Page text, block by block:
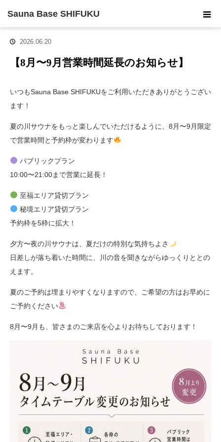
Sauna Base SHIFUKU
お知らせ
【8月〜9月営業時間延長のお知らせ】
2026.06.20
【8月〜9月営業時間延長のお知らせ】
いつもSauna Base SHIFUKUをご利用いただきありがとうござい
ます！
夏の川サウナをもっと楽しんでいただけるように、8月〜9月限定
で営業時間と予約枠が変わります
パブリックプラン
10:00〜21:00まで営業に延長！
至福エリア貸切プラン
秘境エリア貸切プラン
予約枠を5枠に拡大！
夕方〜夜の川サウナは、夏だけの特別な気持ちよさ
日差しが落ち着いた時間に、川の音を聞きながらゆっくりととの
えます。
夏のご予約は埋まりやすくなりますので、ご希望の方はお早めに
ご予約ください
8月〜9月も、皆さまのご来店を心よりお待ちしております！